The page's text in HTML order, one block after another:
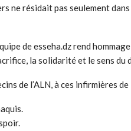
ne résidait pas seulement
de esseha.dz rend
la solidarité et le sens du
de l’ALN, à ces infirmières